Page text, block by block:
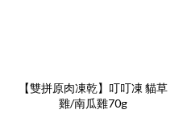
【雙拼原肉凍乾】叮叮凍 貓草
雞/南瓜雞70g